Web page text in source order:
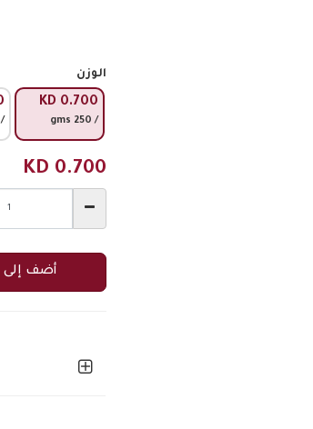
الوزن
KD 0.700
/ 250 gms
/ 500 gms
KD 0.700
أضف إلى